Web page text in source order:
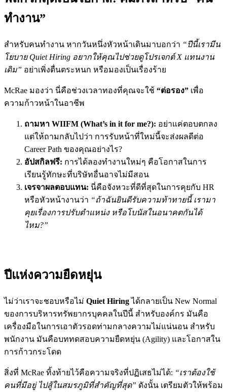
ทำงาน”
สำหรับคนทำงาน หากวันหนึ่งหัวหน้าเดินมาบอกว่า “ปีนี้เรามีน
โยบาย Quiet Hiring อยากให้คุณไปช่วยดูโปรเจกต์ X แทนงาน
เดิม” อย่าเพิ่งตื่นตระหนก หรือมองเป็นเรื่องร้าย
McRae มองว่า นี่คือช่วงเวลาทองที่คุณจะใช้ “ต่อรอง” เพื่อ
ความก้าวหน้าในอาชีพ
ถามหา WIIFM (What’s in it for me?): อย่าแค่ตอบตกลง
แต่ให้ถามกลับไปว่า การรับหน้าที่ใหม่นี้จะส่งผลดีต่อ
Career Path ของคุณอย่างไร?
อัปสกิลฟรี: การได้ลองทำงานใหม่ๆ คือโอกาสในการ
เรียนรู้ทักษะที่บริษัทอื่นอาจไม่มีสอน
เจรจาผลตอบแทน: นี่คือจังหวะที่ดีที่สุดในการคุยกับ HR
หรือหัวหน้างานว่า “ถ้าฉันยินดีรับความท้าทายนี้ เรามา
คุยเรื่องการปรับตำแหน่ง หรือโบนัสในอนาคตกันได้
ไหม?”
ปีแห่งความยืดหยุ่น
ไม่ว่าเราจะชอบหรือไม่ Quiet Hiringได้กลายเป็น New Normal
ของการบริหารทรัพยากรบุคคลในปีนี้ สำหรับองค์กร มันคือ
เครื่องมือในการเอาตัวรอดท่ามกลางความไม่แน่นอน สำหรับ
พนักงาน มันคือบททดสอบความยืดหยุ่น (Agility) และโอกาสใน
การก้าวกระโดด
สิ่งที่ McRae ทิ้งท้ายไว้คือความจริงที่ปฏิเสธไม่ได้: “เราต้องใช้
คนที่มีอยู่ ไปสู้ในสมรภูมิที่สำคัญที่สุด” ดังนั้น เตรียมตัวให้พร้อม